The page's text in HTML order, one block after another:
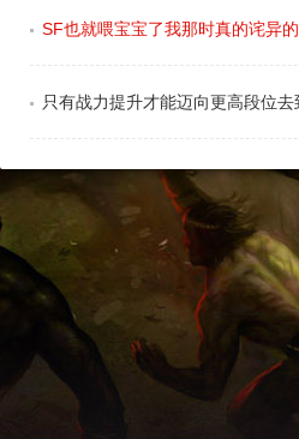
SF也就喂宝宝了我那时真的诧异
只有战力提升才能迈向更高段位去